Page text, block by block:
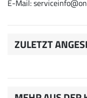
E-Mail:
ZULETZT